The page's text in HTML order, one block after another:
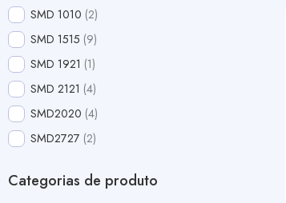
SMD 1010 2
SMD 1515 9
SMD 1921 1
SMD 2121 4
SMD2020 4
SMD2727 2
Categorias de produto